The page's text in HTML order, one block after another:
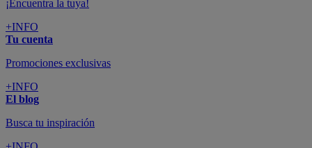
¡Encuentra la tuya!
+INFO
Tu cuenta
Promociones exclusivas
+INFO
El blog
Busca tu inspiración